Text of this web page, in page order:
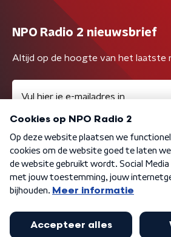
NPO Radio 2 nieuwsbrief
Altijd op de hoogte van het laatste
Algemene voorwaarden